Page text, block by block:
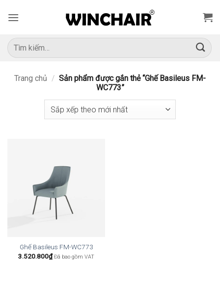
qua
dung
Tìm
kiếm:
Trang chủ / Sản phẩm được gắn thẻ “Ghế Basileus FM-
WC773”
Ghế Basileus FM-WC773
3.520.800₫ Đã bao gồm VAT